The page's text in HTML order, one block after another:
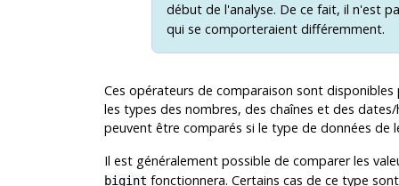
début de l'analyse. De ce fait, il n'est
qui se comporteraient différemment.
Ces opérateurs de comparaison sont
les types des nombres, des chaînes et des
peuvent être comparés si le type de données de
Il est généralement possible de comparer les
bigint fonctionnera. Certains cas de ce type